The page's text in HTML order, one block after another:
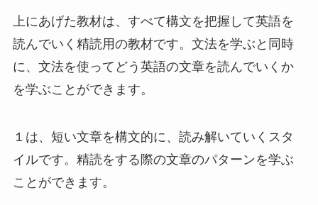
上にあげた教材は、すべて構文を把握して英語を
読んでいく精読用の教材です。文法を学ぶと同時
に、文法を使ってどう英語の文章を読んでいくか
を学ぶことができます。
１は、短い文章を構文的に、読み解いていくスタ
イルです。精読をする際の文章のパターンを学ぶ
ことができます。